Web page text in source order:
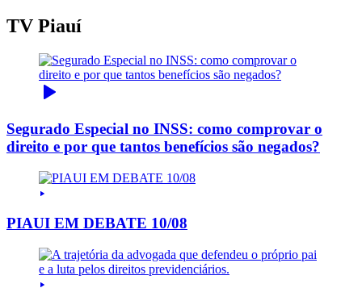
TV Piauí
Segurado Especial no INSS: como comprovar o
direito e por que tantos benefícios são negados?
PIAUI EM DEBATE 10/08